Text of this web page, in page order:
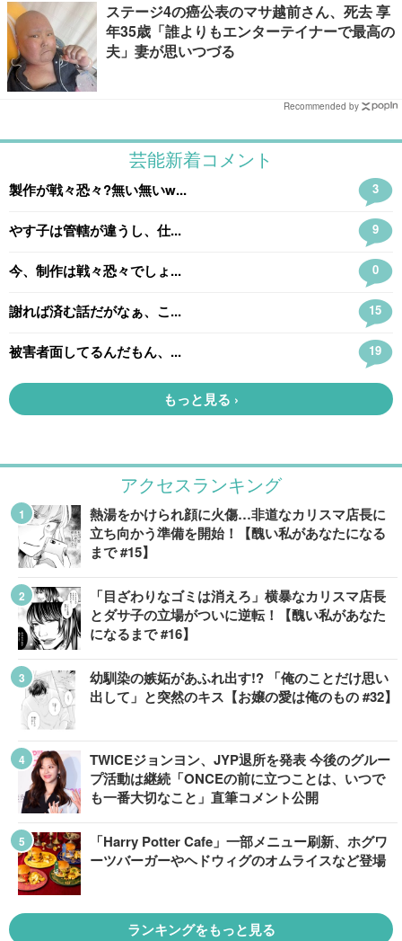
ステージ4の癌公表のマサ越前さん、死去 享
年35歳「誰よりもエンターテイナーで最高の
夫」妻が思いつづる
Recommended by
アクセスランキング
熱湯をかけられ顔に火傷…非道なカリスマ店長に
立ち向かう準備を開始！【醜い私があなたになる
まで #15】
「目ざわりなゴミは消えろ」横暴なカリスマ店長
とダサ子の立場がついに逆転！【醜い私があなた
になるまで #16】
幼馴染の嫉妬があふれ出す!? 「俺のことだけ思い
出して」と突然のキス【お嬢の愛は俺のもの #32】
TWICEジョンヨン、JYP退所を発表 今後のグルー
プ活動は継続「ONCEの前に立つことは、いつで
も一番大切なこと」直筆コメント公開
「Harry Potter Cafe」一部メニュー刷新、ホグワ
ーツバーガーやヘドウィグのオムライスなど登場
ランキングをもっと見る